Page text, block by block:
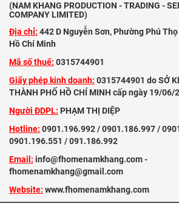
(NAM KHANG PRODUCTION - TRADING -
COMPANY LIMITED)
Địa chỉ: 442 D Nguyễn Sơn, Phường Phú
Hồ Chí Minh
Mã số thuế: 0315744901
Giấy phép kinh doanh: 0315744901 do SỞ
THÀNH PHỐ HỒ CHÍ MINH cấp ngày 19/06/
Người ĐDPL: PHẠM THỊ DIỆP
Hotline: 0901.196.992 / 0901.186.997 /
0901.196.551 / 091.186.992
Email: info@fhomenamkhang.com -
fhomenamkhang@gmail.com
Website: www.fhomenamkhang.com